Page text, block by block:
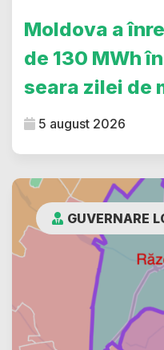
Moldova a
de 130 MWh
seara zilei de
5 august 2026
GUVERNARE